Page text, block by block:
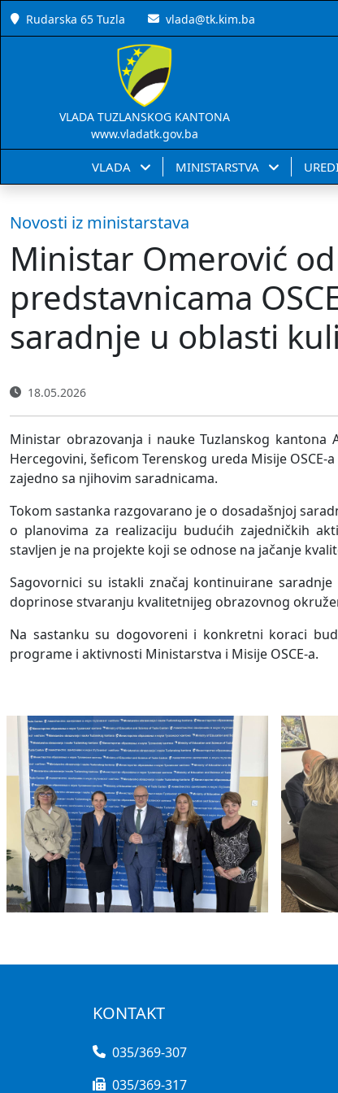
Rudarska 65 Tuzla vlada@tk.kim.ba
VLADA TUZLANSKOG KANTONA
www.vladatk.gov.ba
VLADA MINISTARSTVA
Novosti iz ministarstava
Ministar Omerović
predstavnicama
saradnje u oblasti
18.05.2026
Ministar obrazovanja i nauke Tuzlanskog kantona
Hercegovini, šeficom Terenskog ureda Misije
zajedno sa njihovim saradnicama.
Tokom sastanka razgovarano je o dosadašnjoj
o planovima za realizaciju budućih zajedničkih
stavljen je na projekte koji se odnose na jačanje
Sagovornici su istakli značaj kontinuirane
doprinose stvaranju kvalitetnijeg obrazovnog
Na sastanku su dogovoreni i konkretni koraci
programe i aktivnosti Ministarstva i Misije OSCE-a.
KONTAKT
035/369-307
035/369-317